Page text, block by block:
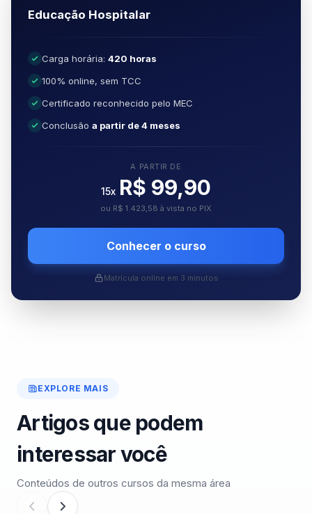
Educação Hospitalar
Carga horária: 420 horas
100% online, sem TCC
Certificado reconhecido pelo MEC
Conclusão a partir de 4 meses
A PARTIR DE
15x R$ 99,90
ou R$ 1.423,58 à vista no PIX
Conhecer o curso
Matrícula online em 3 minutos
EXPLORE MAIS
Artigos que podem
interessar você
Conteúdos de outros cursos da mesma área